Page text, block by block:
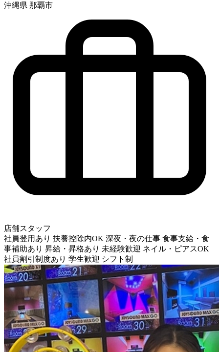
沖縄県 那覇市
店舗スタッフ
社員登用あり 扶養控除内OK 深夜・夜の仕事 食事支給・食
事補助あり 昇給・昇格あり 未経験歓迎 ネイル・ピアスOK
社員割引制度あり 学生歓迎 シフト制